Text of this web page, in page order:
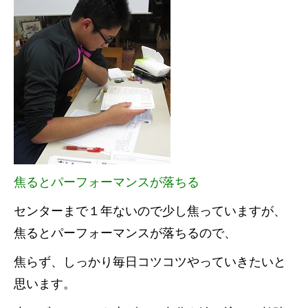
焦るとパーフォーマンスが落ちる
センターまで１年ないので少し焦っていますが、
焦るとパーフォーマンスが落ちるので、
焦らず、しっかり毎日コツコツやっていきたいと
思います。